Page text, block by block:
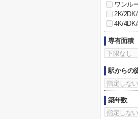
ワンル
2K/
4K/
専有面積
駅からの
築年数